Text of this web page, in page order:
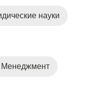
науки
Менеджмент